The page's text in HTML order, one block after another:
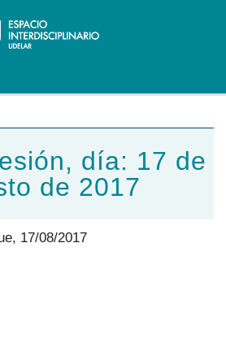
día: 17 de
de 2017
17/08/2017